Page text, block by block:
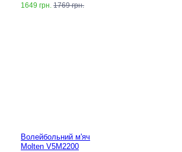
1649 грн. 1769 грн.
Волейбольний м'яч
Molten V5M2200